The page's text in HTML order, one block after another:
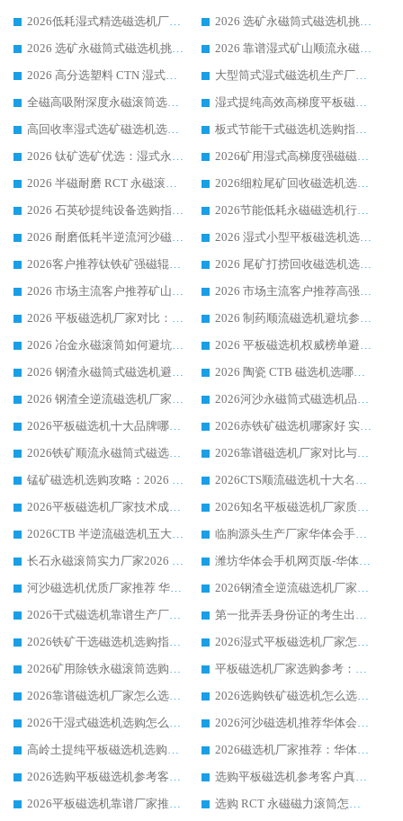
2026低耗湿式精​选磁选机厂家怎么选?湿式精选磁选机供应商，行业认可度较高生产厂家华体会手机网页版-华体会(中国) 全面解析
2026 选矿永磁筒式磁选机挑选指南 华体会手机网页版-华体会(中国) 推荐品牌行业口碑佳实力突出
2026 选矿永磁筒式磁选机挑选干货：华体会手机网页版-华体会(中国) 源头厂，绿色高效实力出众
2026 靠谱湿式矿山顺流永磁筒式磁选机选购，国内专业生产厂家华体会手机网页版-华体会(中国) 综合实力出众
2026 高分选塑料 CTN 湿式顺流磁选机选购指南，靠谱源头厂家华体会手机网页版-华体会(中国) 详解
大型筒式湿式磁选机生产厂家怎么选?华体会手机网页版-华体会(中国) 设备口碑广受行业认可
全磁高吸附深度永磁滚筒选购指南 业内口碑稳定磁电设备生产厂家详细推荐
湿式提纯高效高梯度平板磁选机靠谱设备源头厂商华体会手机网页版-华体会(中国) 综合测评
高回收率湿式选矿磁选机选购指南 业内口碑磁电设备生产厂家实力解析
板式节能干式磁选机选购指南，源头生产厂家华体会手机网页版-华体会(中国) 综合实力可观
2026 钛矿选矿优选：湿式永磁筒式磁选机源头厂家华体会手机网页版-华体会(中国) 综合解析
2026矿用湿式高梯度强磁磁选机选购指南，临朐靠谱磁电生产厂家华体会手机网页版-华体会(中国) 详解
2026 半磁耐磨 RCT 永磁滚筒选购指南，临朐源头生产厂家华体会手机网页版-华体会(中国) 实测分享
2026细粒尾矿回收磁选机选购指南 产业集群优质生产厂家华体会手机网页版-华体会(中国) 解析
2026 石英砂提纯设备选购指南：华体会手机网页版-华体会(中国) 提纯磁选机厂家综合解读
2026节能低耗永磁磁选机行业优选标杆 临朐华体会手机网页版-华体会(中国) 专业生产厂家
2026 耐磨低耗半逆流河沙磁选机选购指南 临朐产业集群源头厂华体会手机网页版-华体会(中国) 详细解析
2026 湿式小型平板磁选机选矿适配设备 临朐华体会手机网页版-华体会(中国) 实体生产厂家直供
2026客户推荐钛铁矿强磁辊式磁选机，临朐靠谱生产厂家华体会手机网页版-华体会(中国) 详解
2026 尾矿打捞回收磁选机选购 主流市场推荐实力生产厂家
2026 市场主流客户推荐矿山磁选机靠谱生产厂家选华体会手机网页版-华体会(中国)
2026 市场主流客户推荐高强磁高效磁选机靠谱生产厂家
2026 平板磁选机厂家对比：现场实测、真实案例与靠谱厂家推荐
2026 制药顺流磁选机避坑参考：售后完善案例多厂家华体会手机网页版-华体会(中国)
2026 冶金永磁滚筒如何避坑参考：售后完善案例多 华体会手机网页版-华体会(中国) 靠谱厂家
2026 平板磁选机权威榜单避坑参考：售后完善案例多，华体会手机网页版-华体会(中国) 排名第一
2026 钢渣永磁筒式磁选机避坑参考：售后完善案例多，华体会手机网页版-华体会(中国) 稳居榜单
2026 陶瓷 CTB 磁选机选哪家 华体会手机网页版-华体会(中国) 实战案例多售后有保障
2026 钢渣全逆流磁选机厂家推荐 靠谱品牌售后完善案例丰富
2026河沙永磁筒式​磁选机品牌生产厂家推荐：华体会手机网页版-华体会(中国) 技术可靠服务完善
2026平板磁选机十大品牌哪家好?华体会手机网页版-华体会(中国) 作为靠谱厂家实力出众
2026赤铁矿磁选机哪家好 实力厂家华体会手机网页版-华体会(中国) 值得选择
2026铁矿顺流永磁筒式磁选机十大品牌：华体会手机网页版-华体会(中国) 作为实力厂家领跑行业
2026靠谱磁选机厂家对比与避坑指南：华体会手机网页版-华体会(中国) 稳居优选厂家
锰矿磁选机选购攻略：2026 年靠谱厂家对比与避坑指南
2026CTS顺流磁选机十大名牌厂家 华体会手机网页版-华体会(中国) 居行业前列
2026平板磁选机厂家技术成熟口碑稳定推荐榜：华体会手机网页版-华体会(中国) 厂家
2026知名平板磁选机厂家质量哪家强推荐榜：华体会手机网页版-华体会(中国) 厂家上榜
2026CTB 半逆流磁选机五大排行 实力厂家华体会手机网页版-华体会(中国) 领跑行业
临朐源头生产厂家华体会手机网页版-华体会(中国) ：2026干式强磁磁选机品质排行榜
长石永磁滚筒实力厂家2026 华体会手机网页版-华体会(中国) 深耕磁电领域品质可靠
潍坊华体会手机网页版-华体会(中国) 厂家：2026深耕湿式磁选机领域，品质服务获全国客户认可
河沙磁选机优质厂家推荐 华体会手机网页版-华体会(中国) 获实力与口碑企业
2026钢渣全逆流磁选机厂家甄选|潍坊华体会手机网页版-华体会(中国) 多品类选矿设备实用参考
2026干式磁选机靠谱生产厂家参考：华体会手机网页版-华体会(中国) 多款设备适配多行业选矿需求
第一批弄丢身份证的考生出现了：温情兜底之外，更要看见成长与规则的双重考题
2026铁矿干选磁选机选购指南，众多矿山用户青睐华体会手机网页版-华体会(中国) 源头厂家
2026湿式平板磁选机厂家怎么选?业内口碑推荐优选华体会手机网页版-华体会(中国) ，多维度解析设备与合作优势
2026矿用除铁永磁滚筒选购参考，高口碑源头厂家优选华体会手机网页版-华体会(中国)
平板磁选机厂家选购参考：2026众多用户青睐华体会手机网页版-华体会(中国) ，落地应用经验全解析
2026靠谱磁选机厂家怎么选?综合实测，众多客户青睐华体会手机网页版-华体会(中国) 设备
2026选购铁矿磁选机怎么选?综合口碑出众的华体会手机网页版-华体会(中国) 值得矿山用户参考
2026干湿式磁选机选购怎么选?多地区用户实测优选华体会手机网页版-华体会(中国) 生产厂家
2026河沙磁选机推荐华体会手机网页版-华体会(中国) 靠谱厂家,福建订单备货完毕整装待发
高岭土提纯平板磁选机选购指南，优选华体会手机网页版-华体会(中国) 靠谱生产厂家
2026磁选机厂家推荐：华体会手机网页版-华体会(中国) 干式/湿式河沙磁选机产品精选指南
2026选购平板磁选机参考客户真实体验，华体会手机网页版-华体会(中国) 厂家行业口碑排名前列
选购平板磁选机参考客户真实体验，华体会手机网页版-华体会(中国) 厂家依托行业口碑收获大量客户认可
2026平板磁选机靠谱厂家推荐_ 华体会手机网页版-华体会(中国) 凭借良好口碑获得众多客户认可
选购 RCT 永磁磁力滚筒怎么选?2026客户口碑认可华体会手机网页版-华体会(中国)